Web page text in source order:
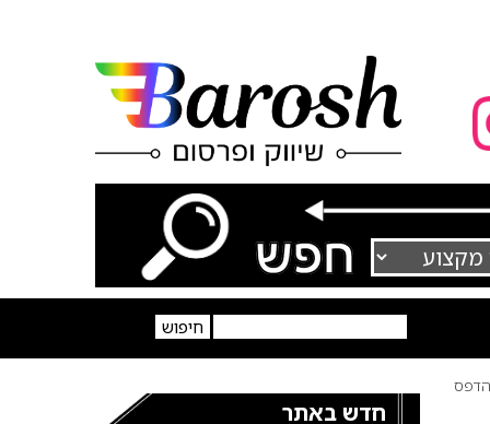
הדפס
חדש באתר